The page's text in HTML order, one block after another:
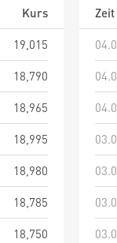
Kurs
19,015
18,790
18,965
18,995
18,980
18,785
18,750
Zeit